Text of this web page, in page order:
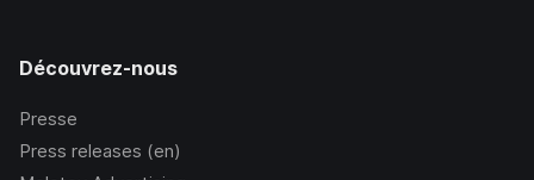
Découvrez-nous
Presse
Press releases (en)